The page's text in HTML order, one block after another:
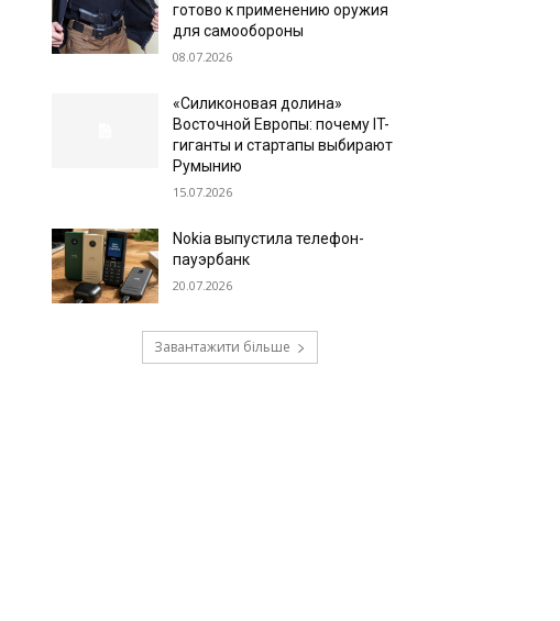
готово к применению оружия
для самообороны
08.07.2026
«Силиконовая долина»
Восточной Европы: почему IT-
гиганты и стартапы выбирают
Румынию
15.07.2026
Nokia выпустила телефон-
пауэрбанк
20.07.2026
Завантажити більше